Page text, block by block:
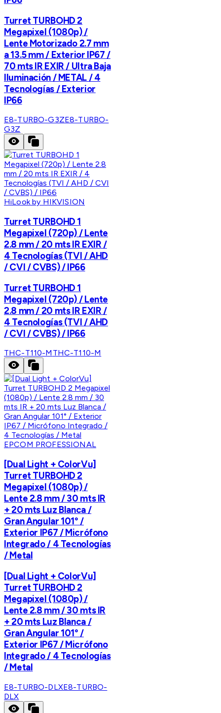
Turret TURBOHD 2
Megapixel (1080p) /
Lente Motorizado 2.7 mm
a 13.5 mm / Exterior IP67 /
70 mts IR EXIR / Ultra Baja
Iluminación / METAL / 4
Tecnologías / Exterior
IP66
E8-TURBO-G3ZE8-TURBO-
G3Z
HiLook by HIKVISION
Turret TURBOHD 1
Megapixel (720p) / Lente
2.8 mm / 20 mts IR EXIR /
4 Tecnologías (TVI / AHD
/ CVI / CVBS) / IP66
Turret TURBOHD 1
Megapixel (720p) / Lente
2.8 mm / 20 mts IR EXIR /
4 Tecnologías (TVI / AHD
/ CVI / CVBS) / IP66
THC-T110-M THC-T110-M
EPCOM PROFESSIONAL
[Dual Light + ColorVu]
Turret TURBOHD 2
Megapixel (1080p) /
Lente 2.8 mm / 30 mts IR
+ 20 mts Luz Blanca /
Gran Angular 101° /
Exterior IP67 / Micrófono
Integrado / 4 Tecnologías
/ Metal
[Dual Light + ColorVu]
Turret TURBOHD 2
Megapixel (1080p) /
Lente 2.8 mm / 30 mts IR
+ 20 mts Luz Blanca /
Gran Angular 101° /
Exterior IP67 / Micrófono
Integrado / 4 Tecnologías
/ Metal
E8-TURBO-DLXE8-TURBO-
DLX